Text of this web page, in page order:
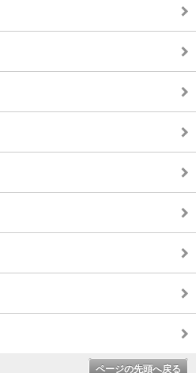
ページの先頭へ戻る